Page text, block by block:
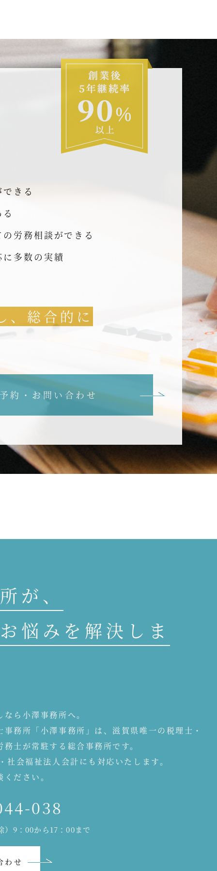
きる
労務相談ができる
多数の実績
、総合的に
約・お問い合わせ
が、
悩みを解決しま
ら小澤事務所へ。
務所「小澤事務所」は、滋賀県唯一の税理士・
士が常駐する総合事務所です。
社会福祉法人会計にも対応いたします。
ださい。
038
）9：00から17：00まで
わせ